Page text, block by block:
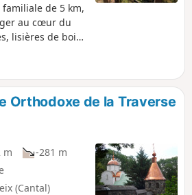
de 5 km,
au cœur du
lisières de bois
le refuge de
observer
ces espaces
la nature avec 8
et une table
votre
animations
Orthodoxe de la Traverse
m
-281 m
(Cantal)